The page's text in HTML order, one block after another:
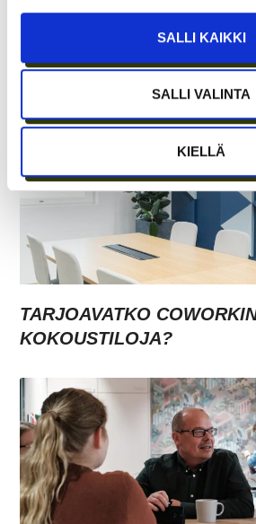
SALLI KAIKKI
SALLI VALINTA
KIELLÄ
ASIAKASYMMÄRRYS
KESKELLÄ – JA NIIN
MYYNTI
TARJOAVATKO
KOKOUSTILOJA?